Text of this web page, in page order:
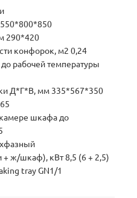
290*420
конфорок, м2 0,24
рабочей температуры
Д*Г*В, мм 335*567*350
шкафа до
ж/шкаф), кВт 8,5 (6 + 2,5)
tray GN1/1